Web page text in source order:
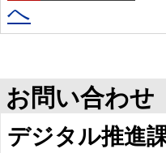
へ
お問い合わせ
デジタル推進